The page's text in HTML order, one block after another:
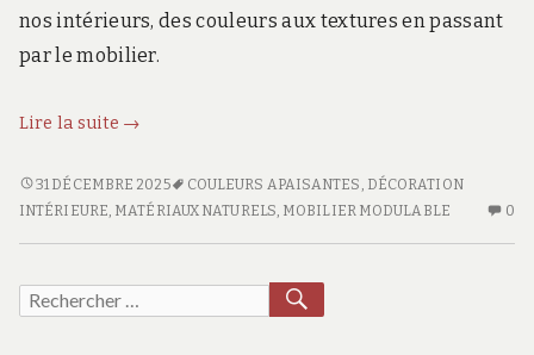
nos intérieurs, des couleurs aux textures en passant
par le mobilier.
Lire la suite
Tendances
:
harmonie
et
en
→
TENDANCES
ACTUELLES
ET
STYLE
31 DÉCEMBRE 2025 COULEURS APAISANTES DÉCORATION
INTÉRIEURE MATÉRIAUX NATURELS MOBILIER MODULABLE 0
Recherche